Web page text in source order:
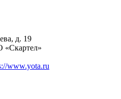
д. 19
www.yota.ru